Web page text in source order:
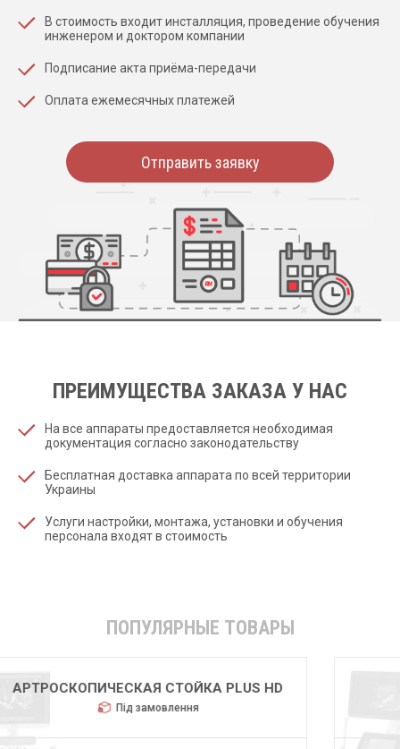
В стоимость входит инсталляция, проведение обучения
инженером и доктором компании
Подписание акта приёма-передачи
Оплата ежемесячных платежей
Отправить заявку
ПРЕИМУЩЕСТВА ЗАКАЗА У НАС
На все аппараты предоставляется необходимая
документация согласно законодательству
Бесплатная доставка аппарата по всей территории
Украины
Услуги настройки, монтажа, установки и обучения
персонала входят в стоимость
ПОПУЛЯРНЫЕ ТОВАРЫ
HUGER 2600
Під замовлення